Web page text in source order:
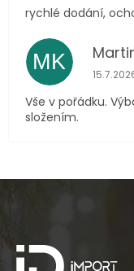
rychlé dodání,
MK
Vše v pořádku.
složením.
a